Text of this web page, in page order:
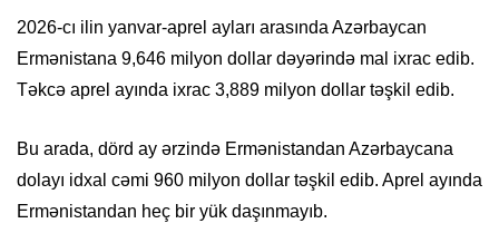
2026-cı ilin yanvar-aprel ayları arasında Azərbaycan
Ermənistana 9,646 milyon dollar dəyərində mal ixrac edib.
Təkcə aprel ayında ixrac 3,889 milyon dollar təşkil edib.
Bu arada, dörd ay ərzində Ermənistandan Azərbaycana
dolayı idxal cəmi 960 milyon dollar təşkil edib. Aprel ayında
Ermənistandan heç bir yük daşınmayıb.